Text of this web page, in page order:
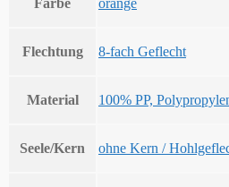
Flechtung 8-fach Geflecht
Material 100% PP,
Seele/Kern ohne Kern /